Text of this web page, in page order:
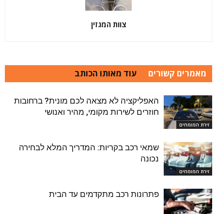
צוות המגזין
מאמרים קשורים עוד מאותו הכותב
זירת המומחים
האפליקציה לא מצאה לכם מונית? ברחובות
חוזרים לשירות מקומי, מהיר ואנושי
זירת המומחים
שמאי רכב בקריות: המדריך המלא לבחירה
נכונה
פתרונות רכב מתקדמים עד הבית